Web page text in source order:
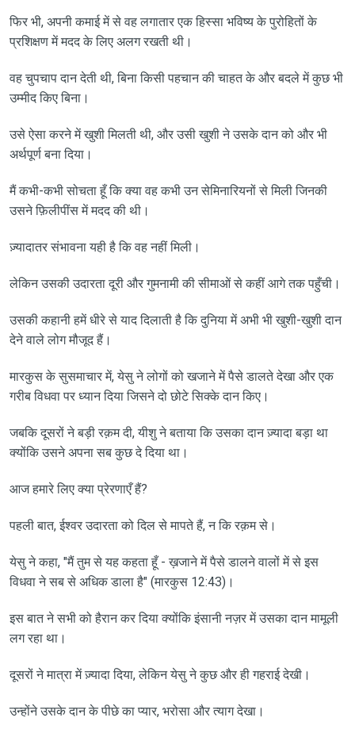
फिर भी, अपनी कमाई में से वह लगातार एक हिस्सा भविष्य के पुरोहितों के
प्रशिक्षण में मदद के लिए अलग रखती थी।
वह चुपचाप दान देती थी, बिना किसी पहचान की चाहत के और बदले में कुछ भी
उम्मीद किए बिना।
उसे ऐसा करने में खुशी मिलती थी, और उसी खुशी ने उसके दान को और भी
अर्थपूर्ण बना दिया।
मैं कभी-कभी सोचता हूँ कि क्या वह कभी उन सेमिनारियनों से मिली जिनकी
उसने फ़िलीपींस में मदद की थी।
ज़्यादातर संभावना यही है कि वह नहीं मिली।
लेकिन उसकी उदारता दूरी और गुमनामी की सीमाओं से कहीं आगे तक पहुँची।
उसकी कहानी हमें धीरे से याद दिलाती है कि दुनिया में अभी भी खुशी-खुशी दान
देने वाले लोग मौजूद हैं।
मारकुस के सुसमाचार में, येसु ने लोगों को खजाने में पैसे डालते देखा और एक
गरीब विधवा पर ध्यान दिया जिसने दो छोटे सिक्के दान किए।
जबकि दूसरों ने बड़ी रक़म दी, यीशु ने बताया कि उसका दान ज़्यादा बड़ा था
क्योंकि उसने अपना सब कुछ दे दिया था।
आज हमारे लिए क्या प्रेरणाएँ हैं?
पहली बात, ईश्वर उदारता को दिल से मापते हैं, न कि रक़म से।
येसु ने कहा, "मैं तुम से यह कहता हूँ - ख़जाने में पैसे डालने वालों में से इस
विधवा ने सब से अधिक डाला है" (मारकुस 12:43)।
इस बात ने सभी को हैरान कर दिया क्योंकि इंसानी नज़र में उसका दान मामूली
लग रहा था।
दूसरों ने मात्रा में ज़्यादा दिया, लेकिन येसु ने कुछ और ही गहराई देखी।
उन्होंने उसके दान के पीछे का प्यार, भरोसा और त्याग देखा।